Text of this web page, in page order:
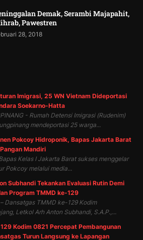
Demak, Serambi Majapahit,
Pawestren
28, 2018
Imigrasi, 25 WN Vietnam Dideportasi
Soekarno-Hatta
- Rumah Detensi Imigrasi (Rudenim)
mendeportasi 25 warga...
Pokcoy Hidroponik, Bapas Jakarta Barat
Mandiri
Kelas I Jakarta Barat sukses menggelar
Pokcoy melalui media...
Subhandi Tekankan Evaluasi Rutin Demi
Program TMMD ke-129
Dansatgas TMMD ke-129 Kodim
Letkol Arh Anton Subhandi, S.A.P.,...
Kodim 0821 Percepat Pembangunan
Turun Langsung ke Lapangan